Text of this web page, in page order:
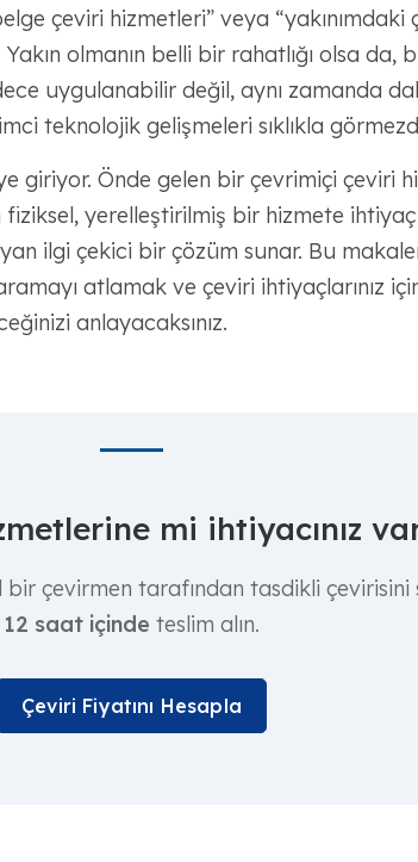
çeviri hizmetleri” veya “yakınımdaki
olmanın belli bir rahatlığı olsa da,
uygulanabilir değil, aynı zamanda
teknolojik gelişmeleri sıklıkla
giriyor. Önde gelen bir çevrimiçi çeviri
yerelleştirilmiş bir hizmete
ilgi çekici bir çözüm sunar. Bu
atlamak ve çeviri ihtiyaçlarınız
anlayacaksınız.
mi ihtiyacınız
çevirmen tarafından tasdikli çevirisini
12 saat içinde teslim alın.
Çeviri Fiyatını Hesapla